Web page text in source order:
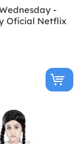
-
Oficial Netflix